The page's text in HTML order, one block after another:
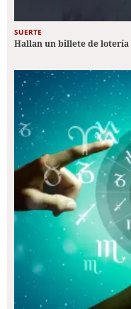
SUERTE
Hallan un billete de